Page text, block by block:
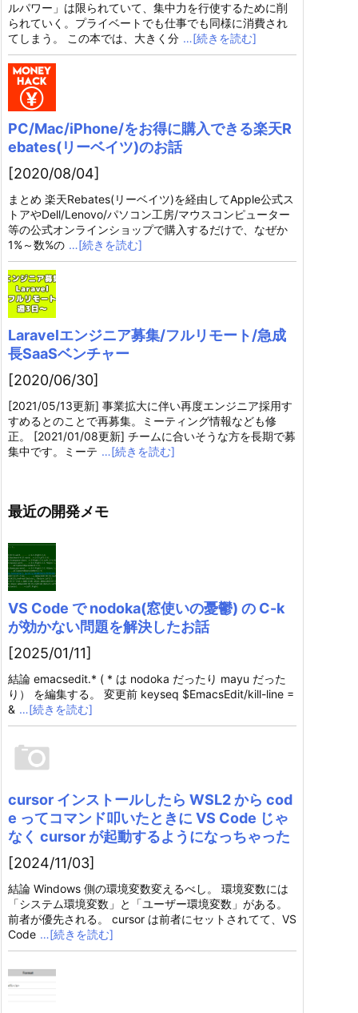
ルパワー」は限られていて、集中力を行使するために削
られていく。プライベートでも仕事でも同様に消費され
てしまう。 この本では、大きく分 …[続きを読む]
PC/Mac/iPhone/をお得に購入できる楽天R
ebates(リーベイツ)のお話
[2020/08/04]
まとめ 楽天Rebates(リーベイツ)を経由してApple公式ス
トアやDell/Lenovo/パソコン工房/マウスコンピューター
等の公式オンラインショップで購入するだけで、なぜか
1%～数%の …[続きを読む]
Laravelエンジニア募集/フルリモート/急成
長SaaSベンチャー
[2020/06/30]
[2021/05/13更新] 事業拡大に伴い再度エンジニア採用す
すめるとのことで再募集。ミーティング情報なども修
正。 [2021/01/08更新] チームに合いそうな方を長期で募
集中です。ミーテ …[続きを読む]
最近の開発メモ
VS Code で nodoka(窓使いの憂鬱) の C-k
が効かない問題を解決したお話
[2025/01/11]
結論 emacsedit.* ( * は nodoka だったり mayu だった
り） を編集する。 変更前 keyseq $EmacsEdit/kill-line =
& …[続きを読む]
cursor インストールしたら WSL2 から cod
e ってコマンド叩いたときに VS Code じゃ
なく cursor が起動するようになっちゃった
[2024/11/03]
結論 Windows 側の環境変数変えるべし。 環境変数には
「システム環境変数」と「ユーザー環境変数」がある。
前者が優先される。 cursor は前者にセットされてて、VS
Code …[続きを読む]